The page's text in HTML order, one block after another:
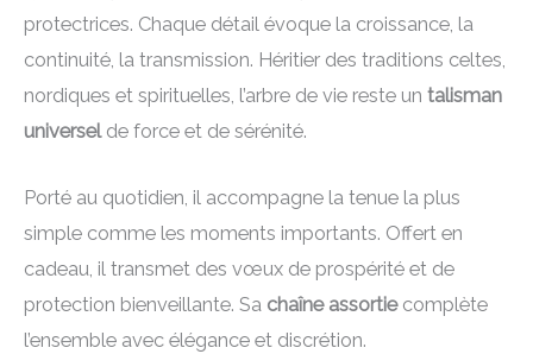
protectrices. Chaque détail évoque la croissance, la
continuité, la transmission. Héritier des traditions celtes,
nordiques et spirituelles, l’arbre de vie reste un talisman
universelde force et de sérénité.
Porté au quotidien, il accompagne la tenue la plus
simple comme les moments importants. Offert en
cadeau, il transmet des vœux de prospérité et de
protection bienveillante. Sa chaîne assortiecomplète
l’ensemble avec élégance et discrétion.